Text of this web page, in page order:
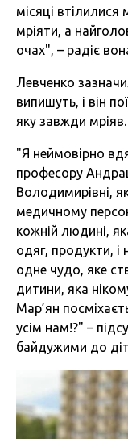
місяці втілилися
мріяти, а
очах", – радіє
Левченко
випишуть, і він
яку завжди мріяв.
"Я неймовірно
професору
Володимирівні,
медичному
кожній людині,
одяг, продукти,
одне чудо, яке
дитини, яка
Мар’ян
усім нам!?" –
байдужими до